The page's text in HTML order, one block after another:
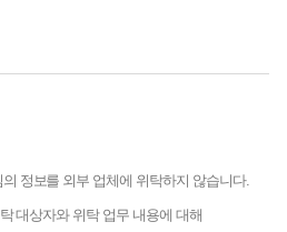
정보를 외부 업체에 위탁하지 않습니다.
대상자와 위탁 업무 내용에 대해